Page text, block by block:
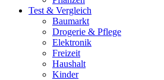
Test & Vergleich
Baumarkt
Drogerie & Pflege
Elektronik
Freizeit
Haushalt
Kinder